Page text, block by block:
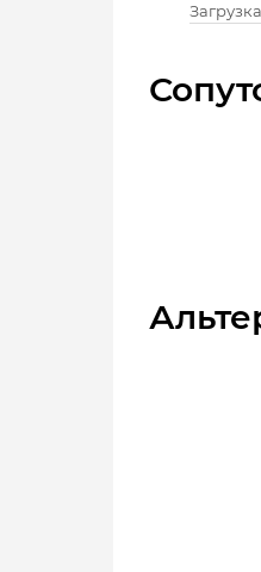
Загрузка